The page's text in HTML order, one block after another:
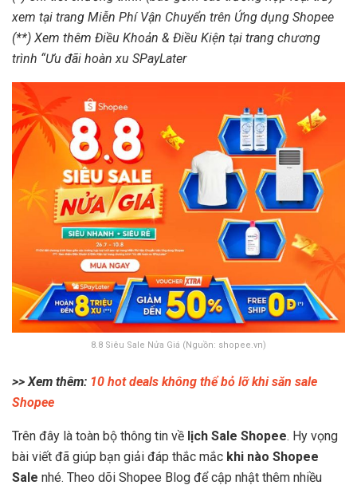
xem tại trang Miễn Phí Vận Chuyển trên Ứng dụng Shopee
(**) Xem thêm Điều Khoản & Điều Kiện tại trang chương
trình “Ưu đãi hoàn xu SPayLater
8.8 Siêu Sale Nửa Giá (Nguồn: shopee.vn)
>> Xem thêm: 10 hot deals không thể bỏ lỡ khi săn sale
Shopee
Trên đây là toàn bộ thông tin về lịch Sale Shopee. Hy vọng
bài viết đã giúp bạn giải đáp thắc mắc khi nào Shopee
Sale nhé. Theo dõi Shopee Blog để cập nhật thêm nhiều